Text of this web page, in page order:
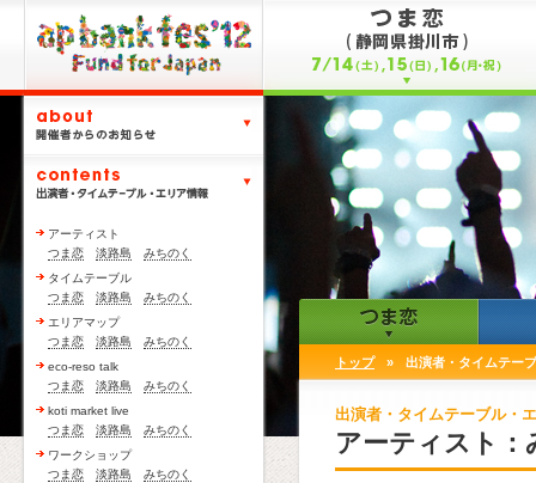
アーティスト
つま恋
淡路島
みちのく
タイムテーブル
つま恋
淡路島
みちのく
エリアマップ
つま恋
淡路島
みちのく
eco-reso talk
つま恋
淡路島
みちのく
koti market live
つま恋
淡路島
みちのく
ワークショップ
つま恋
淡路島
みちのく
トップ » 出演者・タイムテー
出演者・タイムテーブル・
アーティスト：